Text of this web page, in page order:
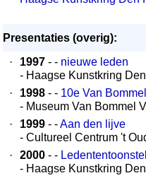
Presentaties (overig):
·
1997 - - nieuwe leden
- Haagse Kunstkring
·
1998 - - 10e Van
- Museum Van Bommel
·
1999 - -Aan den lijve
- Cultureel Centrum 't
·
2000 - -
- Haagse Kunstkring